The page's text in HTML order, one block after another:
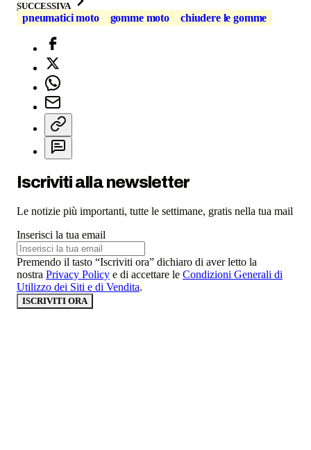
SUCCESSIVA
pneumatici moto gomme moto chiudere le gomme
Iscriviti alla newsletter
Le notizie più importanti, tutte le settimane, gratis nella tua mail
Inserisci la tua email
Premendo il tasto “Iscriviti ora” dichiaro di aver letto la
nostra Privacy Policy e di accettare le Condizioni Generali di
Utilizzo dei Siti e di Vendita.
ISCRIVITI ORA